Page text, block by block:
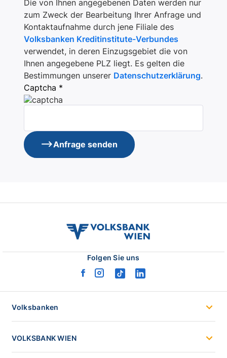
Die von Ihnen angegebenen Daten werden nur
zum Zweck der Bearbeitung Ihrer Anfrage und
Kontaktaufnahme durch jene Filiale des
Volksbanken Kreditinstitute-Verbundes
verwendet, in deren Einzugsgebiet die von
Ihnen angegebene PLZ liegt. Es gelten die
Bestimmungen unserer Datenschutzerklärung.
Captcha *
Anfrage senden
volksbank
wien
Folgen Sie uns
facebook
instagram
tiktoklinkedin
Volksbanken
VOLKSBANK WIEN